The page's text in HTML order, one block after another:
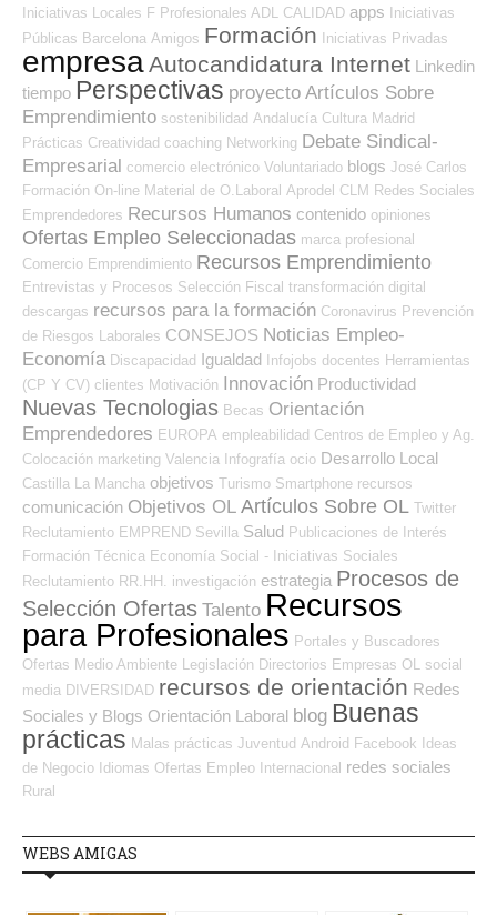
Iniciativas Locales F Profesionales ADL CALIDAD apps Iniciativas
Públicas Barcelona Amigos Formación Iniciativas Privadas
empresaAutocandidatura Internet Linkedin
tiempo Perspectivas proyecto Artículos Sobre
Emprendimiento sostenibilidad Andalucía Cultura Madrid
Prácticas Creatividad coaching Networking Debate Sindical-
Empresarial comercio electrónico Voluntariado blogs José Carlos
Formación On-line Material de O.Laboral Aprodel CLM Redes Sociales
Emprendedores Recursos Humanos contenido opiniones
Ofertas Empleo Seleccionadas marca profesional
Comercio Emprendimiento Recursos Emprendimiento
Entrevistas y Procesos Selección Fiscal transformación digital
descargas recursos para la formación Coronavirus Prevención
de Riesgos Laborales CONSEJOS Noticias Empleo-
Economía Discapacidad Igualdad Infojobs docentes Herramientas
(CP Y CV) clientes Motivación Innovación Productividad
Nuevas Tecnologias Becas Orientación
Emprendedores EUROPA empleabilidad Centros de Empleo y Ag.
Colocación marketing Valencia Infografía ocio Desarrollo Local
Castilla La Mancha objetivos Turismo Smartphone recursos
comunicación Objetivos OL Artículos Sobre OL Twitter
Reclutamiento EMPREND Sevilla Salud Publicaciones de Interés
Formación Técnica Economía Social - Iniciativas Sociales
Reclutamiento RR.HH.
investigación estrategia Procesos de
Selección Ofertas Talento Recursos
para Profesionales Portales y Buscadores
Ofertas Medio Ambiente Legislación Directorios Empresas OL
social
media DIVERSIDAD recursos de orientación Redes
Sociales y Blogs Orientación Laboral blog Buenas
prácticas Malas prácticas Juventud Android Facebook Ideas
de Negocio Idiomas Ofertas Empleo Internacional redes sociales
Rural
WEBS AMIGAS